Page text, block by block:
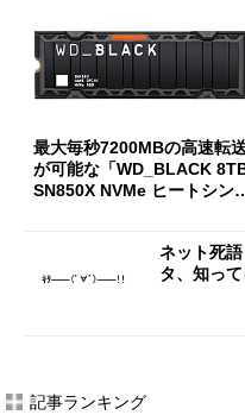
最大毎秒7200MBの高速転
が可能な「WD_BLACK
SN850X NVMe ヒートシン
ネット死
タ、知って
記事ランキング